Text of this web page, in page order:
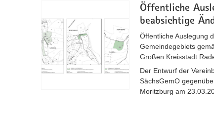
Öffentliche
beabsichtige
Öffentliche Auslegung
Gemeindegebiets
Großen Kreisstadt
Der Entwurf der
SächsGemO
Moritzburg am